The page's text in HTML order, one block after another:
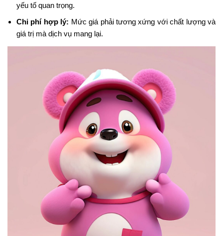
yếu tố quan trọng.
Chi phí hợp lý: Mức giá phải tương xứng với chất lượng và
giá trị mà dịch vụ mang lại.